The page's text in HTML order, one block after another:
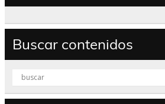
Buscar contenidos